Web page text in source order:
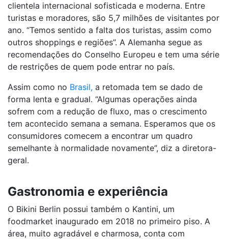
clientela internacional sofisticada e moderna. Entre
turistas e moradores, são 5,7 milhões de visitantes por
ano. “Temos sentido a falta dos turistas, assim como
outros shoppings e regiões”. A Alemanha segue as
recomendações do Conselho Europeu e tem uma série
de restrições de quem pode entrar no país.
Assim como no Brasil, a retomada tem se dado de
forma lenta e gradual. “Algumas operações ainda
sofrem com a redução de fluxo, mas o crescimento
tem acontecido semana a semana. Esperamos que os
consumidores comecem a encontrar um quadro
semelhante à normalidade novamente”, diz a diretora-
geral.
Gastronomia e experiência
O Bikini Berlin possui também o Kantini, um
foodmarket inaugurado em 2018 no primeiro piso. A
área, muito agradável e charmosa, conta com